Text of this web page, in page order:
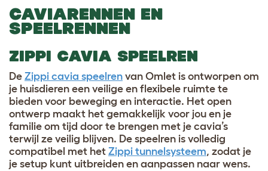
CAVIARENNEN EN
SPEELRENNEN
ZIPPI CAVIA SPEELREN
De Zippi cavia speelren van Omlet is ontworpen om
je huisdieren een veilige en flexibele ruimte te
bieden voor beweging en interactie. Het open
ontwerp maakt het gemakkelijk voor jou en je
familie om tijd door te brengen met je cavia’s
terwijl ze veilig blijven. De speelren is volledig
compatibel met het Zippi tunnelsysteem, zodat je
je setup kunt uitbreiden en aanpassen naar wens.